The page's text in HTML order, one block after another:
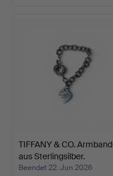
TIFFANY & CO. Armband
aus Sterlingsilber.
Beendet 22. Jun 2026